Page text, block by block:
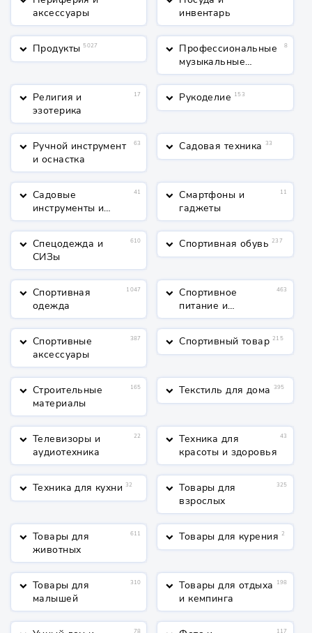
аксессуары
инвентарь
keyboard_arrow_down Продукты 5027 keyboard_arrow_down Профессиональные
музыкальные
инструменты
8
keyboard_arrow_down Религия и
эзотерика
17 keyboard_arrow_down Рукоделие 153
keyboard_arrow_down Ручной инструмент
и оснастка
63 keyboard_arrow_down Садовая техника 33
keyboard_arrow_down Садовые
инструменты и
полив
41 keyboard_arrow_down Смартфоны и
гаджеты
11
keyboard_arrow_down Спецодежда и
СИЗы
610 keyboard_arrow_down Спортивная обувь 237
keyboard_arrow_down Спортивная
одежда
1047 keyboard_arrow_down Спортивное
питание и
косметика
463
keyboard_arrow_down Спортивные
аксессуары
387 keyboard_arrow_down Спортивный товар 215
keyboard_arrow_down Строительные
материалы
165 keyboard_arrow_down Текстиль для дома 395
keyboard_arrow_down Телевизоры и
аудиотехника
22 keyboard_arrow_down Техника для
красоты и здоровья
43
keyboard_arrow_down Техника для кухни 32 keyboard_arrow_down Товары для
взрослых
325
keyboard_arrow_down Товары для
животных
611 keyboard_arrow_down Товары для курения 2
keyboard_arrow_down Товары для
малышей
310 keyboard_arrow_down Товары для отдыха
и кемпинга
198
78 117